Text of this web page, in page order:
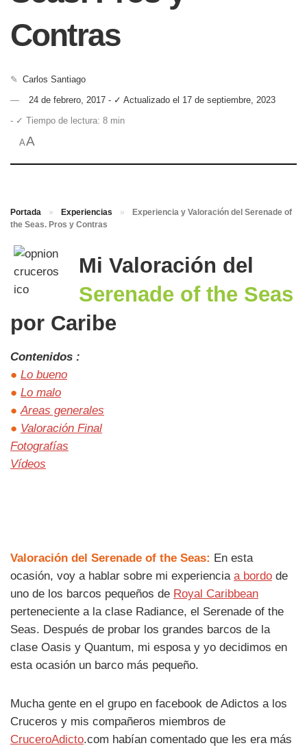
Contras
✎ Carlos Santiago
24 de febrero, 2017 - ✓ Actualizado el 17 de septiembre, 2023
- ✓ Tiempo de lectura: 8 min
AA
Portada » Experiencias »
Experiencia y Valoración del Serenade of
the Seas. Pros y Contras
Mi Valoración del
Serenade of the Seas
por Caribe
Contenidos :
● Lo bueno
● Lo malo
● Areas generales
● Valoración Final
Fotografías
Vídeos
Valoración del Serenade of the Seas: En esta
ocasión, voy a hablar sobre mi experiencia a bordo de
uno de los barcos pequeños de Royal Caribbean
perteneciente a la clase Radiance, el Serenade of the
Seas. Después de probar los grandes barcos de la
clase Oasis y Quantum, mi esposa y yo decidimos en
esta ocasión un barco más pequeño.
Mucha gente en el grupo en facebook de Adictos a los
Cruceros y mis compañeros miembros de
CruceroAdicto.com habían comentado que les era más